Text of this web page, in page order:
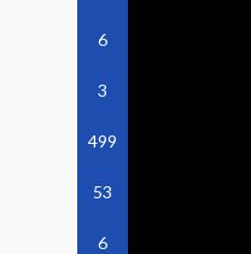
6
3
499
53
6